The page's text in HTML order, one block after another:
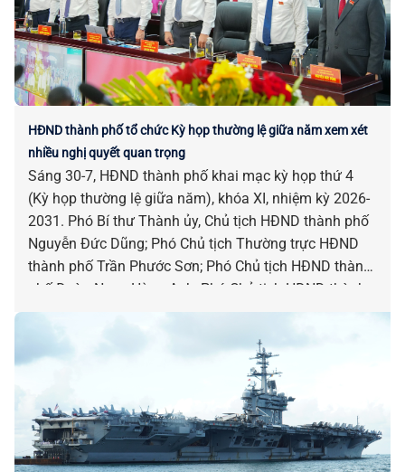
HĐND thành phố tổ chức Kỳ họp thường lệ giữa năm xem xét
nhiều nghị quyết quan trọng
Sáng 30-7, HĐND thành phố khai mạc kỳ họp thứ 4
(Kỳ họp thường lệ giữa năm), khóa XI, nhiệm kỳ 2026-
2031. Phó Bí thư Thành ủy, Chủ tịch HĐND thành phố
Nguyễn Đức Dũng; Phó Chủ tịch Thường trực HĐND
thành phố Trần Phước Sơn; Phó Chủ tịch HĐND thành
phố Đoàn Ngọc Hùng Anh; Phó Chủ tịch HĐND thành
phố Nguyễn Công Thanh chủ trì kỳ họp.